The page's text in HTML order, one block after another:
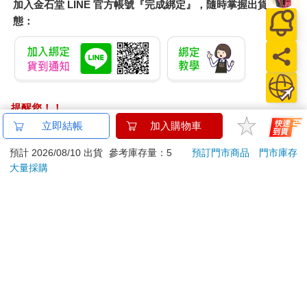
我往後仰躺，感覺克蘿伊的體溫貼著我。現在時間晚上七點，外
面天光未暗。我每晚服用五到六毫克安定文，持續了一年多。然
後我就莫名其妙摔倒了──雙腿忽然化成果凍，不受控制。我很有
可能撞破克蘿伊的頭或我自己的頭。但現在一切似乎又都正常，
彷彿剛才全是我的幻想。尚恩在屋外搬運工具和草皮、大桶大桶
的釣鐘柳和金焰繡線菊。他把東西裝上卡車，發出響亮的碰撞
聲。
我把克蘿伊放進嬰兒床，上樓走進書房。鎮靜劑──這是神醫給這
種藥的稱呼。對嬰兒無害。當時我只在乎這個。能幫助我入睡，
並保證藥力不會傷害克蘿伊。他要我放心，說我的身體會慢慢自
加入金石堂 LINE 官方帳號『完成綁定』，隨時掌握出貨動
態：
提醒您！！
金石堂及銀行均不會請您操作ATM! 如接獲電話要求您前往
ATM提款機，請不要聽從指示，以免受騙上當！
退換貨須知：
立即結帳 加入購物車
預計 2026/08/10 出貨 參考庫存量：5 預訂門市商品
門市庫存
大量採購